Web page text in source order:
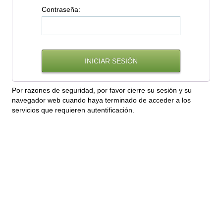
Contraseña:
Por razones de seguridad, por favor cierre su sesión y su
navegador web cuando haya terminado de acceder a los
servicios que requieren autentificación.